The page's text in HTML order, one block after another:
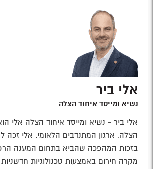
אלי ביר
נשיא ומייסד איחוד הצלה
אלי ביר - נשיא ומייסד איחוד הצלה אלי
הצלה, ארגון המתנדבים הלאומי. אלי זכה
בזכות המהפכה שהביא בתחום המענה
מקרה חירום באמצעות טכנולוגיות